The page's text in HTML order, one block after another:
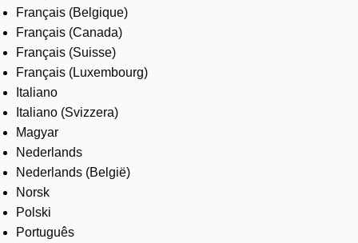
Français (Belgique)
Français (Canada)
Français (Suisse)
Français (Luxembourg)
Italiano
Italiano (Svizzera)
Magyar
Nederlands
Nederlands (België)
Norsk
Polski
Português